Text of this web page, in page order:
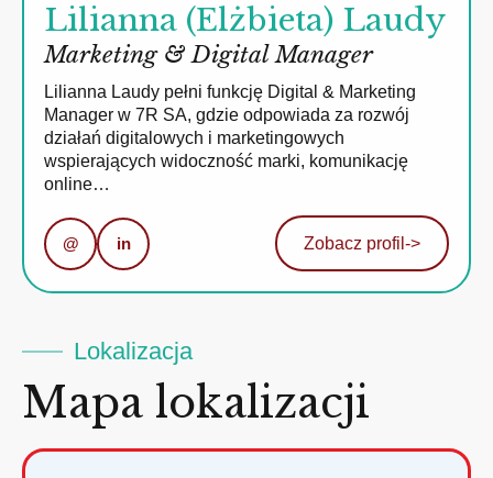
Lilianna (Elżbieta) Laudy
Marketing & Digital Manager
Lilianna Laudy pełni funkcję Digital & Marketing
Manager w 7R SA, gdzie odpowiada za rozwój
działań digitalowych i marketingowych
wspierających widoczność marki, komunikację
online…
@ in Zobacz profil ->
Lokalizacja
Mapa lokalizacji